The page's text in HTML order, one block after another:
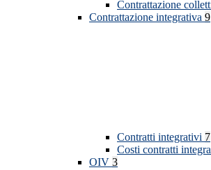
Contrattazione
Contrattazione integrativa 9
Contratti integrativi 7
Costi contratti
OIV 3